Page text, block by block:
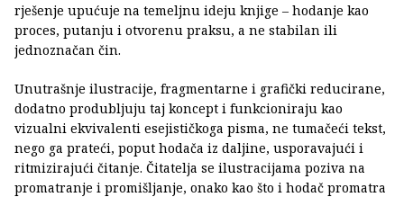
rješenje upućuje na temeljnu ideju knjige – hodanje kao
proces, putanju i otvorenu praksu, a ne stabilan ili
jednoznačan čin.
Unutrašnje ilustracije, fragmentarne i grafički reducirane,
dodatno produbljuju taj koncept i funkcioniraju kao
vizualni ekvivalenti esejističkoga pisma, ne tumačeći tekst,
nego ga prateći, poput hodača iz daljine, usporavajući i
ritmizirajući čitanje. Čitatelja se ilustracijama poziva na
promatranje i promišljanje, onako kao što i hodač promatra